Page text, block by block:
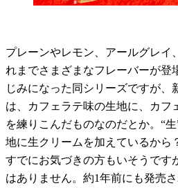
プレーンやレモン、アールグレイ
れまでさまざまなフレーバーが登
じみになった同シリーズですが、
は、カフェラテ味の生地に、カフ
を練りこんだものなのだとか。“
地に生クリームを加えているから
すでにお気づきの方もいそうです
はありません。約1年前にも発売